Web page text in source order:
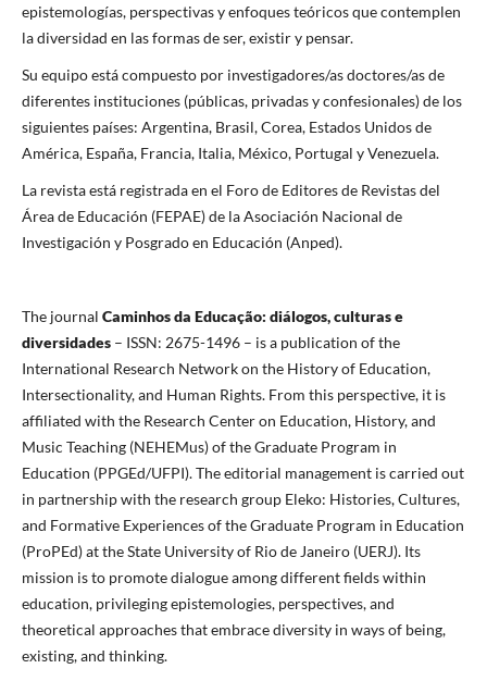
epistemologías, perspectivas y enfoques teóricos que contemplen
la diversidad en las formas de ser, existir y pensar.
Su equipo está compuesto por investigadores/as doctores/as de
diferentes instituciones (públicas, privadas y confesionales) de los
siguientes países: Argentina, Brasil, Corea, Estados Unidos de
América, España, Francia, Italia, México, Portugal y Venezuela.
La revista está registrada en el Foro de Editores de Revistas del
Área de Educación (FEPAE) de la Asociación Nacional de
Investigación y Posgrado en Educación (Anped).
The journal Caminhos da Educação: diálogos, culturas e
diversidades– ISSN: 2675-1496 – is a publication of the
International Research Network on the History of Education,
Intersectionality, and Human Rights. From this perspective, it is
affiliated with the Research Center on Education, History, and
Music Teaching (NEHEMus) of the Graduate Program in
Education (PPGEd/UFPI). The editorial management is carried out
in partnership with the research group Eleko: Histories, Cultures,
and Formative Experiences of the Graduate Program in Education
(ProPEd) at the State University of Rio de Janeiro (UERJ). Its
mission is to promote dialogue among different fields within
education, privileging epistemologies, perspectives, and
theoretical approaches that embrace diversity in ways of being,
existing, and thinking.